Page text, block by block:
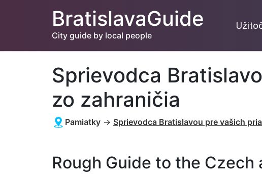
BratislavaGuide
City guide by local people
Sprievodca
zo zahraničia
Pamiatky → Sprievodca Bratislavou pre vašich
Rough Guide to the Czech